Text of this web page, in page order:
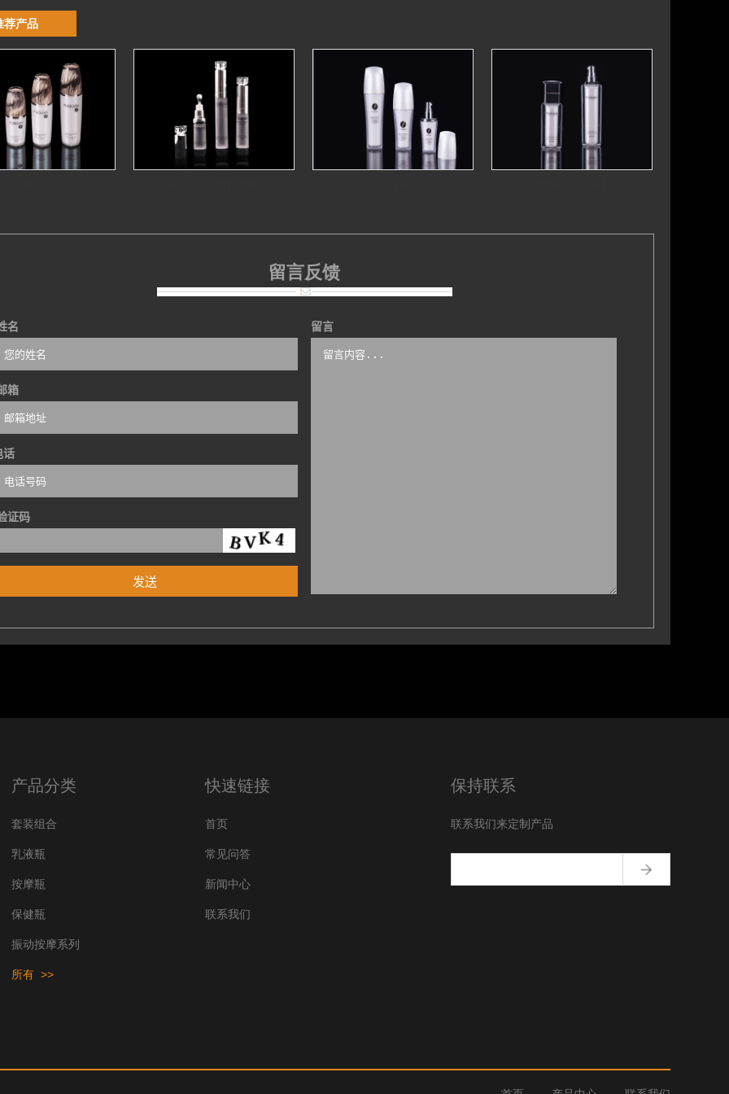
荐产品
留言反馈
名
箱
话
证码
留言
产品分类
套装组合
乳液瓶
按摩瓶
保健瓶
振动按摩系列
所有 >>
快速链接
首页
常见问答
新闻中心
联系我们
保持联系
联系我们来定制产品